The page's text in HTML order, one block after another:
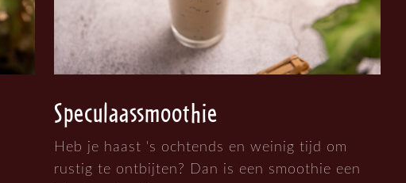
Speculaassmoothie
Heb je haast 's ochtends en weinig tijd om
rustig te ontbijten? Dan is een smoothie een